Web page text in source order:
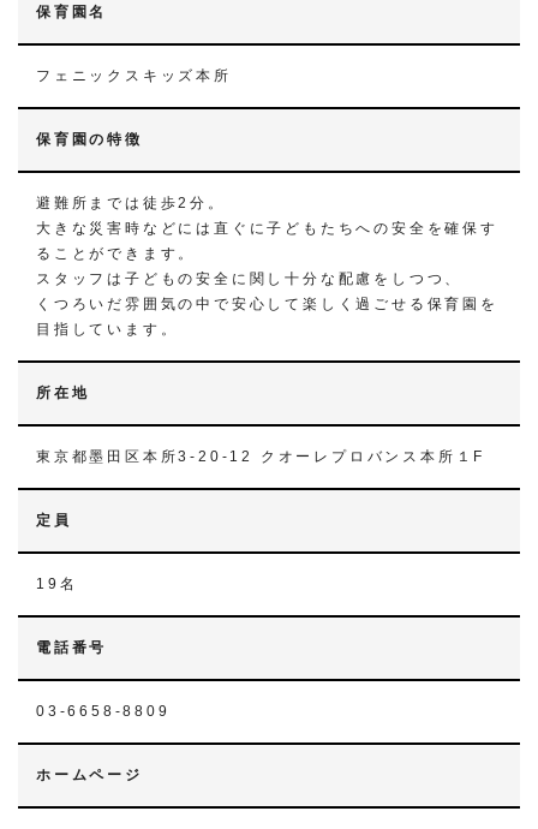
保育園名
フェニックスキッズ本所
保育園の特徴
避難所までは徒歩2分。
大きな災害時などには直ぐに子どもたちへの安全を確保す
ることができます。
スタッフは子どもの安全に関し十分な配慮をしつつ、
くつろいだ雰囲気の中で安心して楽しく過ごせる保育園を
目指しています。
所在地
東京都墨田区本所3-20-12 クオーレプロバンス本所１F
定員
19名
電話番号
03-6658-8809
ホームページ